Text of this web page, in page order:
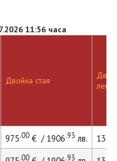
11:56 часа
Двойна стая
легло
975.00€ / 1906.93 лв. 1340
.00 .93